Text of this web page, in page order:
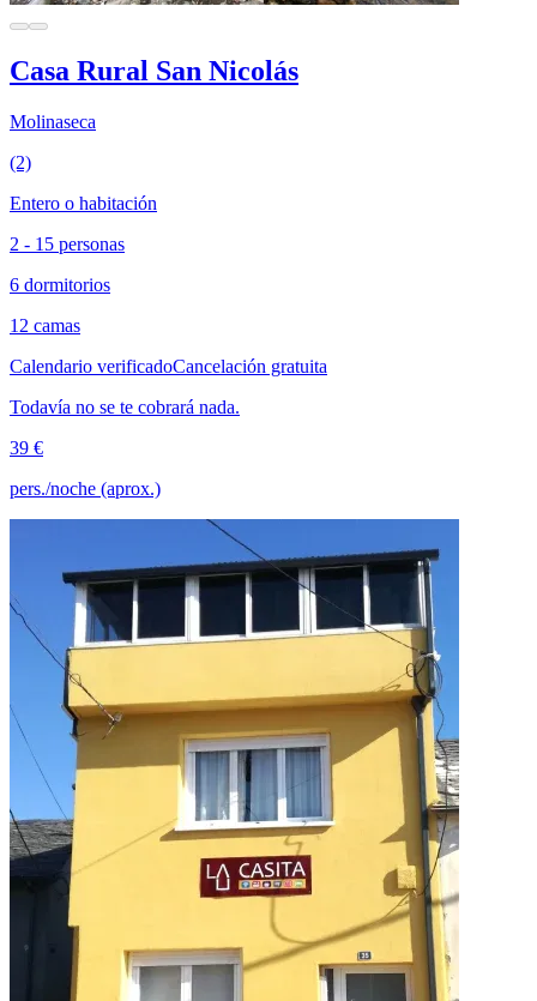
Casa Rural San Nicolás
Molinaseca
(2)
Entero o habitación
2 - 15 personas
6 dormitorios
12 camas
Calendario verificadoCancelación gratuita
Todavía no se te cobrará nada.
39 €
pers./noche (aprox.)